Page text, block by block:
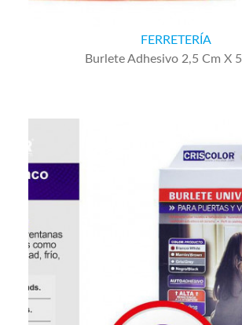
FERRETERÍA
Burlete Adhesivo 2,5 Cm X